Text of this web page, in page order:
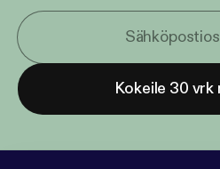
Kokeile 30 vrk